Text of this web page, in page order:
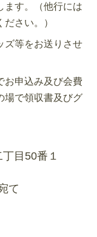
ます。（他行には
さい。）
ズ等をお送りさせ
お申込み及び会費
場で領収書及びグ
目50番１
て